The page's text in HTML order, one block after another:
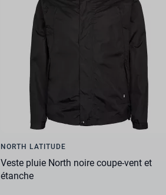
NORTH LATITUDE
Veste pluie North noire coupe-vent et
étanche